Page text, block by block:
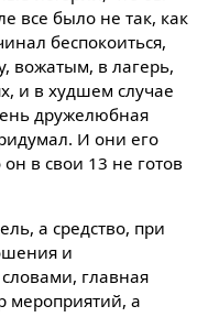
все было не так, как
беспокоиться,
вожатым, в лагерь,
и в худшем случае
дружелюбная
И они его
в свои 13 не готов
а средство, при
и
главная
мероприятий, а